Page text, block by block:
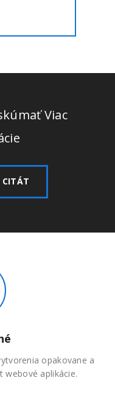
Viac
CITÁT
opakovane a
webové aplikácie.